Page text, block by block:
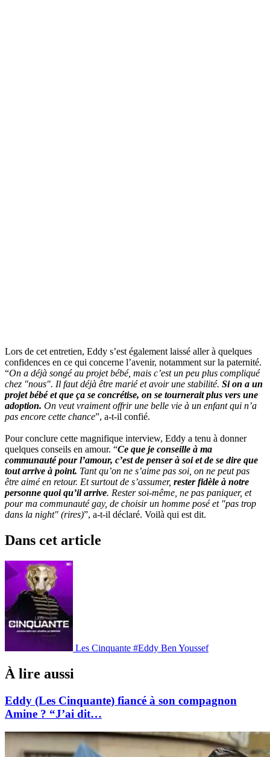
Lors de cet entretien, Eddy s’est également laissé aller à quelques
confidences en ce qui concerne l’avenir, notamment sur la paternité.
“On a déjà songé au projet bébé, mais c’est un peu plus compliqué
chez "nous". Il faut déjà être marié et avoir une stabilité. Si on a un
projet bébé et que ça se concrétise, on se tournerait plus vers une
adoption. On veut vraiment offrir une belle vie à un enfant qui n’a
pas encore cette chance”, a-t-il confié.
Pour conclure cette magnifique interview, Eddy a tenu à donner
quelques conseils en amour. “Ce que je conseille à ma
communauté pour l’amour, c’est de penser à soi et de se dire que
tout arrive à point. Tant qu’on ne s’aime pas soi, on ne peut pas
être aimé en retour. Et surtout de s’assumer, rester fidèle à notre
personne quoi qu’il arrive. Rester soi-même, ne pas paniquer, et
pour ma communauté gay, de choisir un homme posé et "pas trop
dans la night" (rires)”, a-t-il déclaré. Voilà qui est dit.
Dans cet article
Les Cinquante #Eddy Ben Youssef
À lire aussi
Eddy (Les Cinquante) fiancé à son compagnon
Amine ? “J’ai dit…